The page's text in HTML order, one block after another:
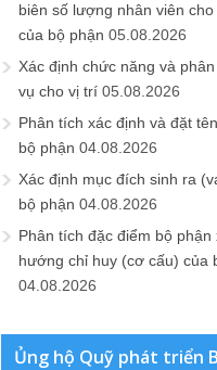
biên số lượng nhân viên
của bộ phận 05.08.2026
Xác định chức năng và
vụ cho vị trí 05.08.2026
Phân tích xác định và đặt
bộ phận 04.08.2026
Xác định mục đích sinh ra
bộ phận 04.08.2026
Phân tích đặc điểm bộ phận
hướng chỉ huy (cơ cấu) của
04.08.2026
Ủng hộ Quỹ phát triển